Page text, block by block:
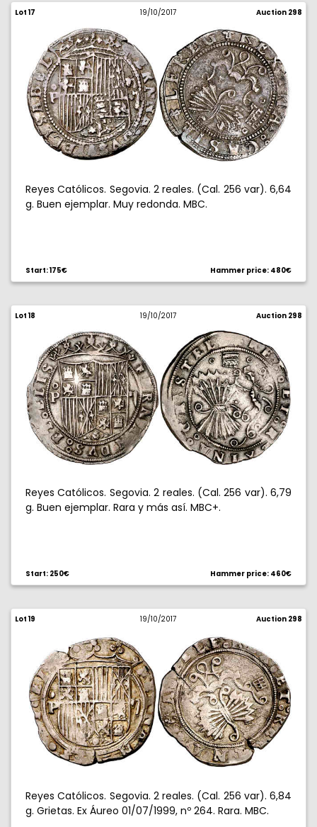
Lot 17 19/10/2017 Auction 298
Reyes Católicos. Segovia. 2 reales. (Cal. 256 var). 6,64
g. Buen ejemplar. Muy redonda. MBC.
Start: 175€ Hammer price: 480€
Lot 18 19/10/2017 Auction 298
Reyes Católicos. Segovia. 2 reales. (Cal. 256 var). 6,79
g. Buen ejemplar. Rara y más así. MBC+.
Start: 250€ Hammer price: 460€
Lot 19 19/10/2017 Auction 298
Reyes Católicos. Segovia. 2 reales. (Cal. 256 var). 6,84
g. Grietas. Ex Áureo 01/07/1999, nº 264. Rara. MBC.